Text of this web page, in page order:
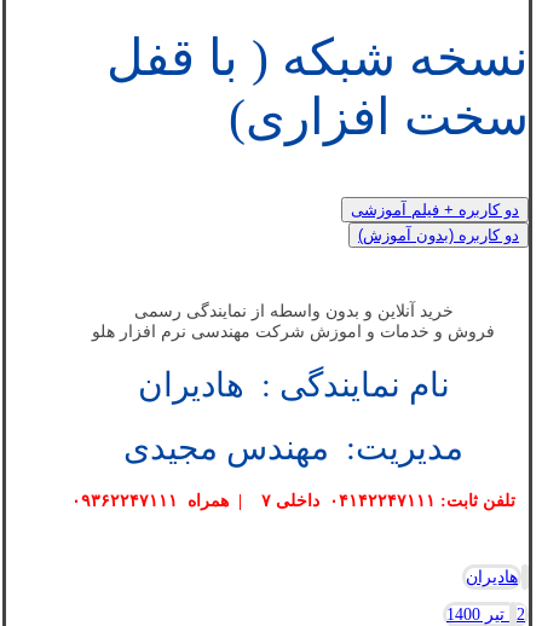
نسخه شبکه ( با قفل
سخت افزاری)
دو کاربره + فیلم آموزشی
دو کاربره (بدون آموزش)
خرید آنلاین و بدون واسطه از نمایندگی رسمی
فروش و خدمات و اموزش شرکت مهندسی نرم افزار هلو
نام نمایندگی : هادیران
مدیریت: مهندس مجیدی
تلفن ثابت: ۰۴۱۴۲۲۴۷۱۱۱ داخلی ۷ | همراه ۰۹۳۶۲۲۴۷۱۱۱
هادیران
2 تیر 1400